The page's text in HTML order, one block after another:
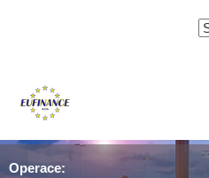
Operace: